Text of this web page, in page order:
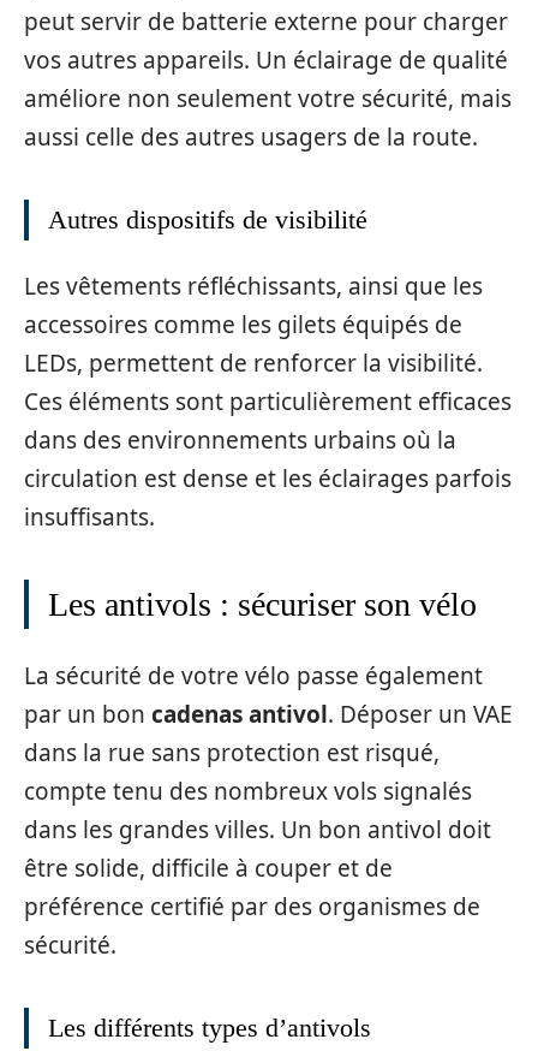
peut servir de batterie externe pour charger
vos autres appareils. Un éclairage de qualité
améliore non seulement votre sécurité, mais
aussi celle des autres usagers de la route.
Autres dispositifs de visibilité
Les vêtements réfléchissants, ainsi que les
accessoires comme les gilets équipés de
LEDs, permettent de renforcer la visibilité.
Ces éléments sont particulièrement efficaces
dans des environnements urbains où la
circulation est dense et les éclairages parfois
insuffisants.
Les antivols : sécuriser son vélo
La sécurité de votre vélo passe également
par un bon cadenas antivol. Déposer un VAE
dans la rue sans protection est risqué,
compte tenu des nombreux vols signalés
dans les grandes villes. Un bon antivol doit
être solide, difficile à couper et de
préférence certifié par des organismes de
sécurité.
Les différents types d’antivols